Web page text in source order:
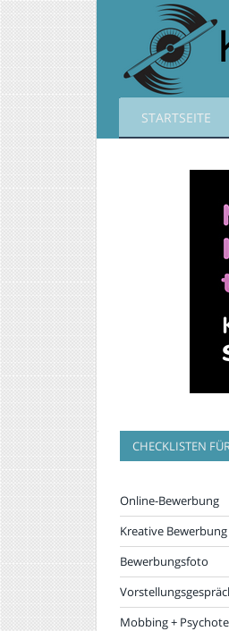
STARTSEITE
CHECKLISTEN
Online-Bewerbung
Kreative Bewerbung
Bewerbungsfoto
Mobbing +